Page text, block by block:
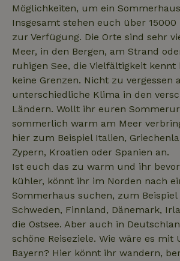
Möglichkeiten, um ein
Insgesamt stehen euch über
zur Verfügung. Die Orte sind sehr
Meer, in den Bergen, am Strand
ruhigen See, die Vielfältigkeit
keine Grenzen. Nicht zu vergessen
unterschiedliche Klima in den
Ländern. Wollt ihr euren
sommerlich warm am Meer
hier zum Beispiel Italien,
Zypern, Kroatien oder Spanien an.
Ist euch das zu warm und ihr
kühler, könnt ihr im Norden nach
Sommerhaus suchen, zum Beispiel
Schweden, Finnland, Dänemark,
die Ostsee. Aber auch in
schöne Reiseziele. Wie wäre es mit
Bayern? Hier könnt ihr wandern,
_nhftconstraint_translations
_nhftconstraint_search-
geo-json
_nhft_search-group-
locations
_nhft_search-lowest-price